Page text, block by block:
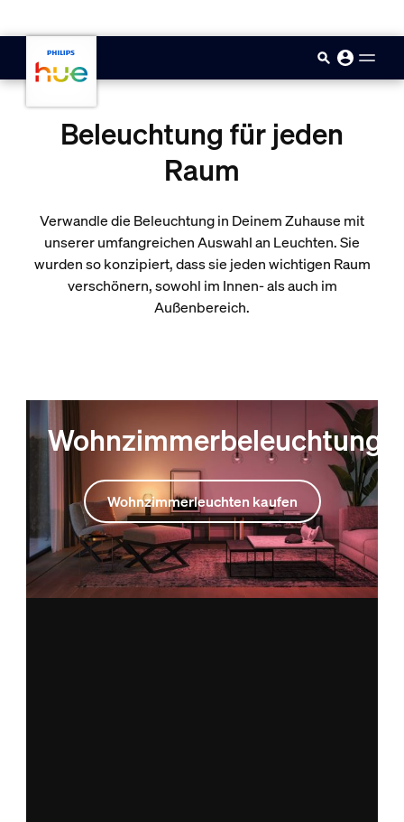
Beleuchtung für jeden
Raum
Verwandle die Beleuchtung in Deinem Zuhause mit
unserer umfangreichen Auswahl an Leuchten. Sie
wurden so konzipiert, dass sie jeden wichtigen Raum
verschönern, sowohl im Innen- als auch im
Außenbereich.
Wohnzimmerbeleuchtung
Wohnzimmerleuchten kaufen